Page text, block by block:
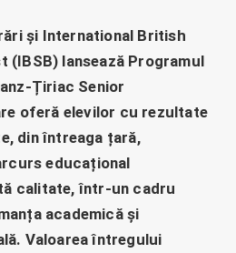
și International British
(IBSB) lansează Programul
Țiriac Senior
oferă elevilor cu rezultate
din întreaga țară,
educațional
calitate, într-un cadru
academică și
Valoarea întregului